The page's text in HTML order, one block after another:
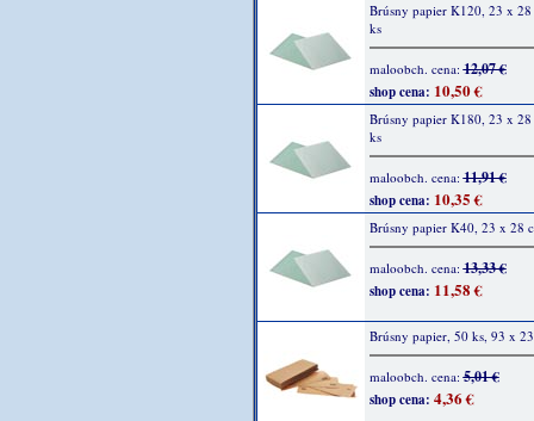
Brúsny papier K120, 23 x
ks
maloobch. cena:12,07 €
shop cena: 10,50 €
Brúsny papier K180, 23 x
ks
maloobch. cena:11,91 €
shop cena: 10,35 €
Brúsny papier K40, 23 x 28
maloobch. cena:13,33 €
shop cena: 11,58 €
Brúsny papier, 50 ks, 93 x
maloobch. cena:5,01 €
shop cena: 4,36 €